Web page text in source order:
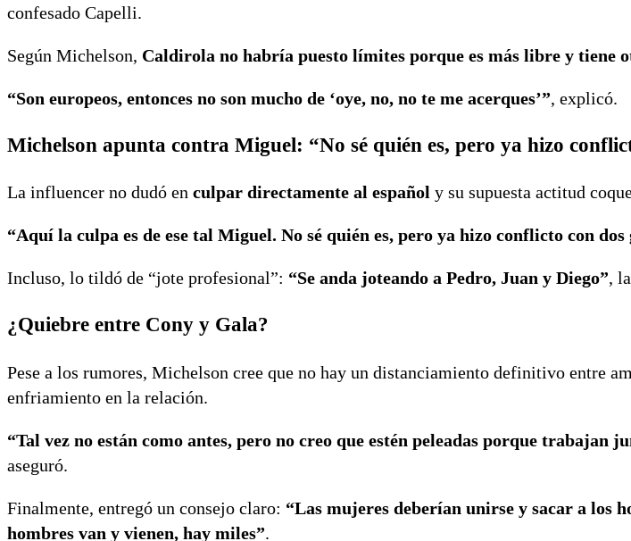
confesado Capelli.
Según Michelson, Caldirola no habría puesto límites porque es más libre y tiene
“Son europeos, entonces no son mucho de ‘oye, no, no te me acerques’”, explicó.
Michelson apunta contra Miguel: “No sé quién es, pero ya hizo
La influencer no dudó en culpar directamente al español y su supuesta actitud
“Aquí la culpa es de ese tal Miguel. No sé quién es, pero ya hizo conflicto con dos
Incluso, lo tildó de “jote profesional”: “Se anda joteando a Pedro, Juan y Diego”,
¿Quiebre entre Cony y Gala?
Pese a los rumores, Michelson cree que no hay un distanciamiento definitivo entre
enfriamiento en la relación.
“Tal vez no están como antes, pero no creo que estén peleadas porque trabajan
aseguró.
Finalmente, entregó un consejo claro: “Las mujeres deberían unirse y sacar a los
hombres van y vienen, hay miles”.